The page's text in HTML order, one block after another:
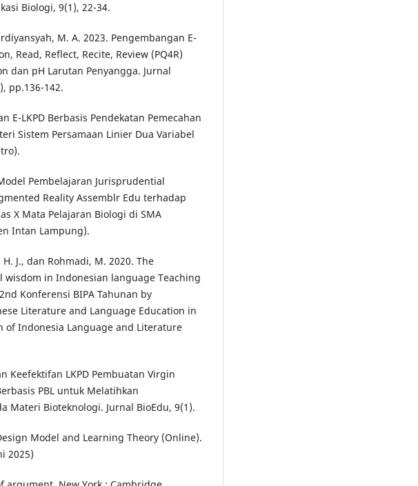
Biologi, 9(1), 22-34.
M. A. 2023. Pengembangan E-
Read, Reflect, Recite, Review (PQ4R)
dan pH Larutan Penyangga. Jurnal
pp.136-142.
E-LKPD Berbasis Pendekatan Pemecahan
Sistem Persamaan Linier Dua Variabel
Pembelajaran Jurisprudential
Reality Assemblr Edu terhadap
X Mata Pelajaran Biologi di SMA
Intan Lampung).
J., dan Rohmadi, M. 2020. The
in Indonesian language Teaching
Konferensi BIPA Tahunan by
Literature and Language Education in
of Indonesia Language and Literature
Keefektifan LKPD Pembuatan Virgin
PBL untuk Melatihkan
Materi Bioteknologi. Jurnal BioEdu, 9(1).
Model and Learning Theory (Online).
2025)